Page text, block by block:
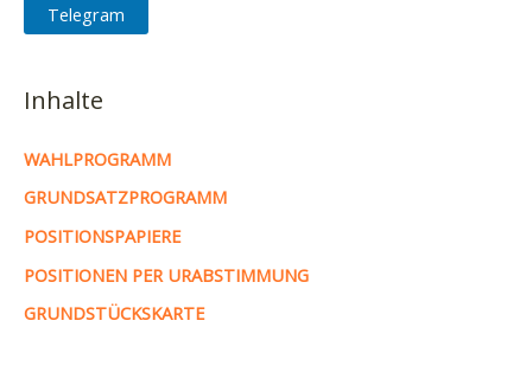
Telegram
Inhalte
WAHLPROGRAMM
GRUNDSATZPROGRAMM
POSITIONSPAPIERE
POSITIONEN PER URABSTIMMUNG
GRUNDSTÜCKSKARTE